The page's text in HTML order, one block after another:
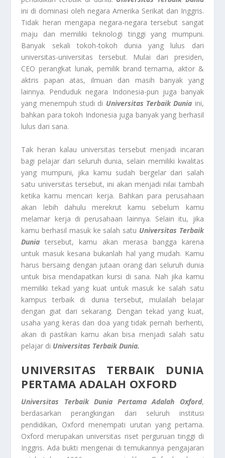
ini di dominasi oleh negara Amerika Serikat dan Inggris.
Tidak heran mengapa negara-negara tersebut sangat
maju dan memiliki teknologi tinggi yang mumpuni.
Banyak sekali tokoh-tokoh dunia yang lulus dari
universitas-universitas tersebut. Mulai dari presiden,
CEO perangkat lunak, pemilik brand ternama, aktor &
aktris papan atas, ilmuan dan masih banyak yang
lainnya. Penduduk negara Indonesia-pun juga banyak
yang menempuh studi di Universitas Terbaik Dunia ini,
bahkan para tokoh Indonesia juga banyak yang berhasil
lulus dari sana.
Tak heran kalau universitas tersebut menjadi incaran
bagi pelajar dari seluruh dunia, selain memiliki kwalitas
yang mumpuni, jika kamu sudah bergelar dari salah
satu universitas tersebut, ini akan menjadi nilai tambah
ketika kamu mencari kerja. Bahkan para perusahaan
akan lebih dahulu merekrut kamu sebelum kamu
melamar kerja di perusahaan lainnya. Selain itu, jika
kamu berhasil masuk ke salah satu Universitas Terbaik
Dunia tersebut, kamu akan merasa bangga karena
untuk masuk kesana bukanlah hal yang mudah. Kamu
harus bersaing dengan jutaan orang dari seluruh dunia
untuk bisa mendapatkan kursi di sana. Nah jika kamu
memiliki tekad yang kuat untuk masuk ke salah satu
kampus terbaik di dunia tersebut, mulailah belajar
dengan giat dari sekarang. Dengan tekad yang kuat,
usaha yang keras dan doa yang tidak pernah berhenti,
akan di pastikan kamu akan bisa menjadi salah satu
pelajar di Universitas Terbaik Dunia.
UNIVERSITAS TERBAIK DUNIA
PERTAMA ADALAH OXFORD
Universitas Terbaik Dunia Pertama Adalah Oxford,
berdasarkan perangkingan dari seluruh institusi
pendidikan, Oxford menempati urutan yang pertama.
Oxford merupakan universitas riset perguruan tinggi di
Inggris. Ada bukti mengenai di temukannya pengajaran